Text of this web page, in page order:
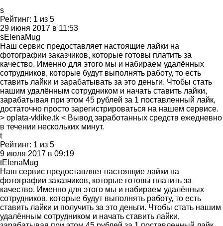
s
Рейтинг: 1 из 5
29 июня 2017 в 11:53
sElenaMug
Наш сервис предоставляет настоящие лайки на
фотографии заказчиков, которые готовы платить за
качество. Именно для этого мы и набираем удалённых
сотрудников, которые будут выполнять работу, то есть
ставить лайки и зарабатывать за это деньги. Чтобы стать
нашим удалённым сотрудником и начать ставить лайки,
зарабатывая при этом 45 рублей за 1 поставленный лайк,
достаточно просто зарегистрироваться на нашем сервисе.
> oplata-vklike.tk < Вывод заработанных средств ежедневно
в течении нескольких минут.
t
Рейтинг: 1 из 5
9 июля 2017 в 09:19
tElenaMug
Наш сервис предоставляет настоящие лайки на
фотографии заказчиков, которые готовы платить за
качество. Именно для этого мы и набираем удалённых
сотрудников, которые будут выполнять работу, то есть
ставить лайки и получить за это деньги. Чтобы стать нашим
удалённым сотрудником и начать ставить лайки,